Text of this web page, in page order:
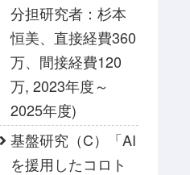
分担研究者：杉本
恒美、直接経費360
万、間接経費120
万, 2023年度～
2025年度)
基盤研究（C）「AI
を援用したコロト